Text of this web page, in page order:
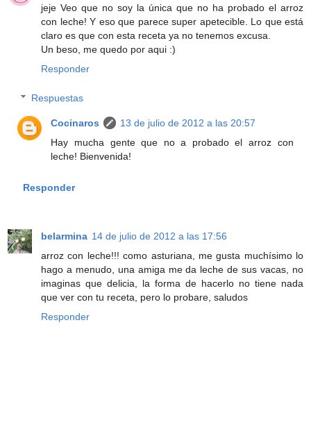
jeje Veo que no soy la única que no ha probado el arroz
con leche! Y eso que parece super apetecible. Lo que está
claro es que con esta receta ya no tenemos excusa.
Un beso, me quedo por aqui :)
Responder
Respuestas
Cocinaros
13 de julio de 2012 a las 20:57
Hay mucha gente que no a probado el arroz con
leche! Bienvenida!
Responder
belarmina 14 de julio de 2012 a las 17:56
arroz con leche!!! como asturiana, me gusta muchísimo lo
hago a menudo, una amiga me da leche de sus vacas, no
imaginas que delicia, la forma de hacerlo no tiene nada
que ver con tu receta, pero lo probare, saludos
Responder